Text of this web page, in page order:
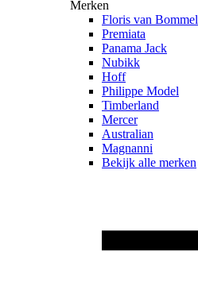
Merken
Floris van Bommel
Premiata
Panama Jack
Nubikk
Hoff
Philippe Model
Timberland
Mercer
Australian
Magnanni
Bekijk alle merken